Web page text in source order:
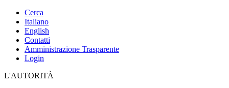
Cerca
Italiano
English
Contatti
Amministrazione Trasparente
Login
L'AUTORITÀ